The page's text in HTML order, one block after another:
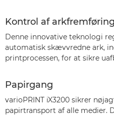
Kontrol af arkfremføring
Denne innovative teknologi
automatisk skævvredne ark,
printprocessen, for at sikre
Papirgang
varioPRINT iX3200 sikrer
papirtransport af alle medier.